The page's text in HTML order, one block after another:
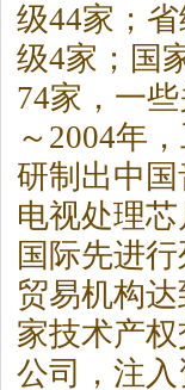
级44家；
级4家；国
74家，一
～2004年
研制出中
电视处理
国际先进
贸易机构
家技术产
公司，注